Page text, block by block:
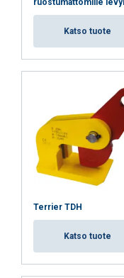
Katso tuote
Terrier TDH
Katso tuote
NÄYTÄ